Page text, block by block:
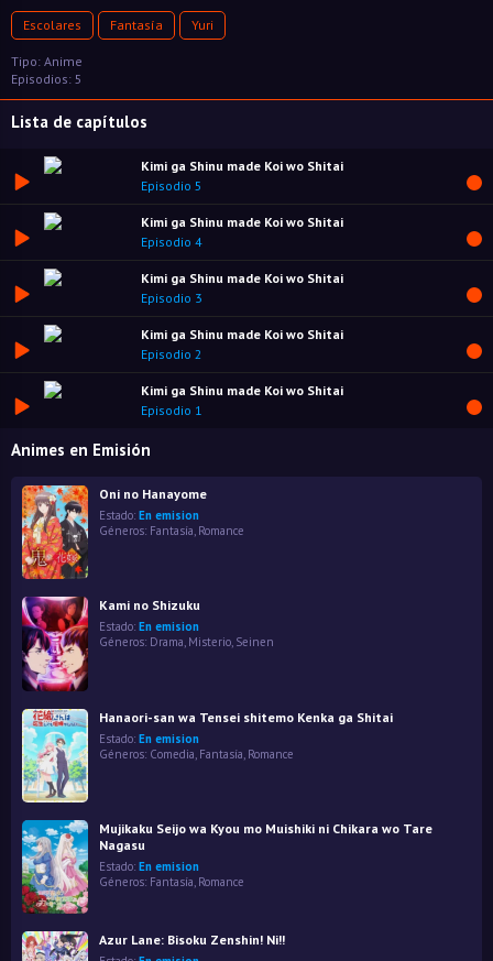
Escolares Fantasía Yuri
Tipo: Anime
Episodios: 5
Lista de capítulos
Kimi ga Shinu made Koi wo Shitai
Episodio 5
Kimi ga Shinu made Koi wo Shitai
Episodio 4
Kimi ga Shinu made Koi wo Shitai
Episodio 3
Kimi ga Shinu made Koi wo Shitai
Episodio 2
Kimi ga Shinu made Koi wo Shitai
Episodio 1
Animes en Emisión
Oni no Hanayome
Estado: En emision
Géneros: Fantasía, Romance
Kami no Shizuku
Estado: En emision
Géneros: Drama, Misterio, Seinen
Hanaori-san wa Tensei shitemo Kenka ga Shitai
Estado: En emision
Géneros: Comedia Fantasía Romance
Mujikaku Seijo wa Kyou mo Muishiki ni Chikara wo Tare
Nagasu
Estado: En emision
Géneros: Fantasía, Romance
Azur Lane: Bisoku Zenshin! Ni!!